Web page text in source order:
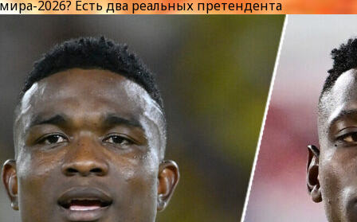
2026? Есть два реальных претендента